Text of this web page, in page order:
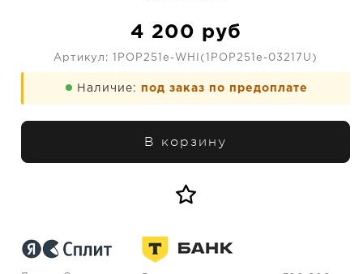
4 200 руб
Артикул: 1POP251e-WHI(1POP251e-03217U)
Наличие: под заказ по предоплате
В корзину